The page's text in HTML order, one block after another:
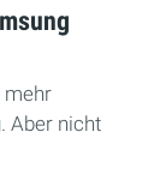
mehr
Aber nicht